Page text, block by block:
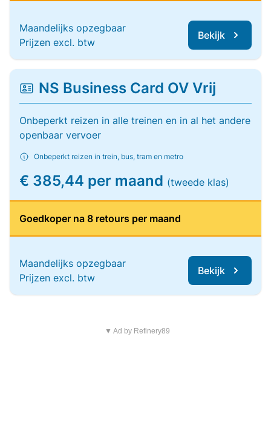
Maandelijks opzegbaar
Prijzen excl. btw
Bekijk
NS Business Card OV Vrij
Onbeperkt reizen in alle treinen en in al het andere
openbaar vervoer
Onbeperkt reizen in trein, bus, tram en metro
€ 385,44 per maand (tweede klas)
Goedkoper na 8 retours per maand
Maandelijks opzegbaar
Prijzen excl. btw
Bekijk
▼ Ad by Refinery89